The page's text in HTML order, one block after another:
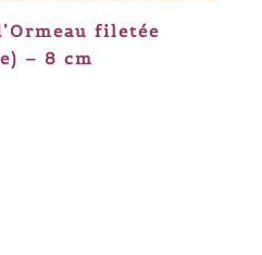
filetée
– 8 cm